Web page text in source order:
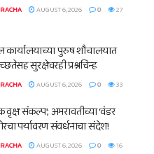
AUGUST 6, 2026 0 27
पुरुष शौचालयात
सुरक्षेवरही प्रश्नचिन्ह
AUGUST 6, 2026 0 33
वृक्ष संकल्प’; अमरावतीच्या ‘वंडर
पर्यावरण संवर्धनाचा संदेश!
AUGUST 6, 2026 0 16